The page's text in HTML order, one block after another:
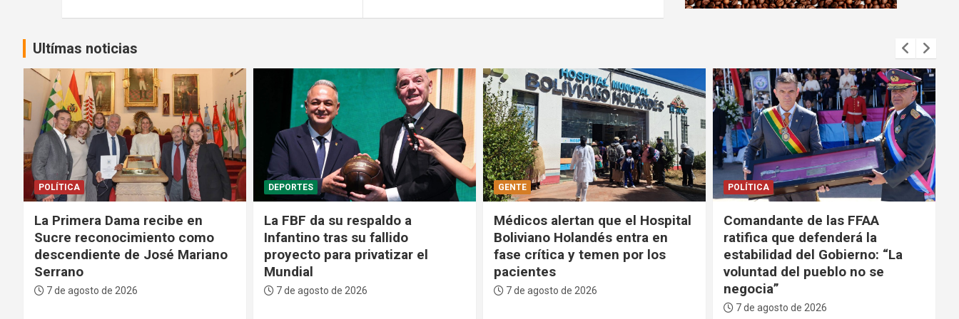
m
Ultímas noticias
DEPORTES
La FBF da su respaldo a
Infantino tras su fallido
proyecto para privatizar el
Mundial
7 de agosto de 2026
GENTE
Médicos alertan que el Hospital
Boliviano Holandés entra en
fase crítica y temen por los
pacientes
7 de agosto de 2026
POLÍTICA
Comandante de las FFAA
ratifica que defenderá la
estabilidad del Gobierno: “La
voluntad del pueblo no se
negocia”
POLÍTICA SEGURIDAD
Tras ola de violencia, el
Gobierno anuncia que
participará de la Coalición de
las Américas contra los
carteles
7 de agosto de 2026